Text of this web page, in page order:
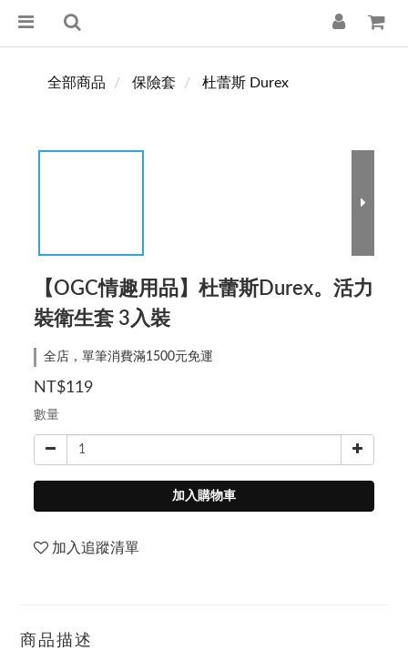
全部商品 保險套 杜蕾斯 Durex
【OGC情趣用品】杜蕾斯Durex。活力
裝衛生套 3入裝
全店，單筆消費滿1500元免運
NT$119
數量
加入購物車
加入追蹤清單
商品描述